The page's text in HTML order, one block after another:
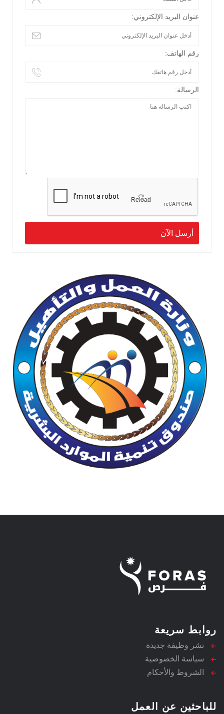
عنوان البريد الإلكتروني:
رقم الهاتف:
الرسالة:
Reload
روابط سريعة
نشر وظيفة جديدة
سياسة الخصوصية
الشروط والأحكام
للباحثين عن العمل